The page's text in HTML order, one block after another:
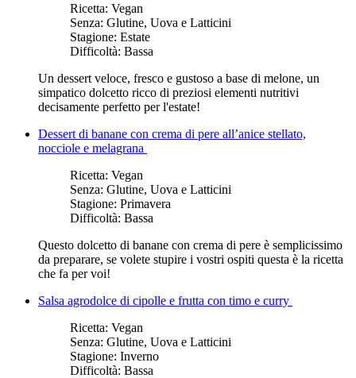
Ricetta: Vegan
Senza: Glutine, Uova e Latticini
Stagione: Estate
Difficoltà: Bassa
Un dessert veloce, fresco e gustoso a base di melone, un
simpatico dolcetto ricco di preziosi elementi nutritivi
decisamente perfetto per l'estate!
Dessert di banane con crema di pere all’anice stellato,
nocciole e melagrana
Ricetta: Vegan
Senza: Glutine, Uova e Latticini
Stagione: Primavera
Difficoltà: Bassa
Questo dolcetto di banane con crema di pere è semplicissimo
da preparare, se volete stupire i vostri ospiti questa è la ricetta
che fa per voi!
Salsa agrodolce di cipolle e frutta con timo e curry
Ricetta: Vegan
Senza: Glutine, Uova e Latticini
Stagione: Inverno
Difficoltà: Bassa